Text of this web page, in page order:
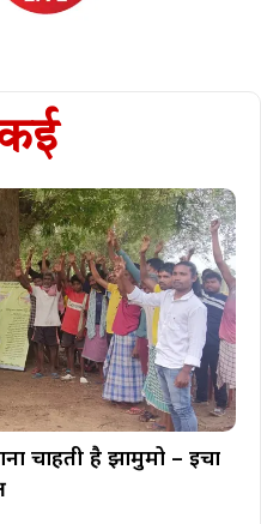
चाहती है झामुमो – ईचा